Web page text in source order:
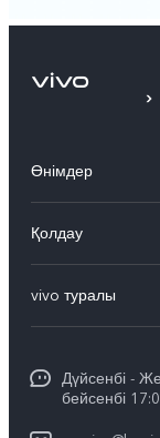
Өнімдер
X300
X200
Қолдау
Сервистік
Funtouch OS
vivo туралы
Баспасөз
vivo
Дүйсенбі -
бейсенбі